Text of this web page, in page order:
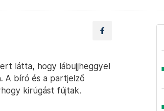
látta, hogy lábujjheggyel
A bíró és a partjelző
kirúgást fújtak.